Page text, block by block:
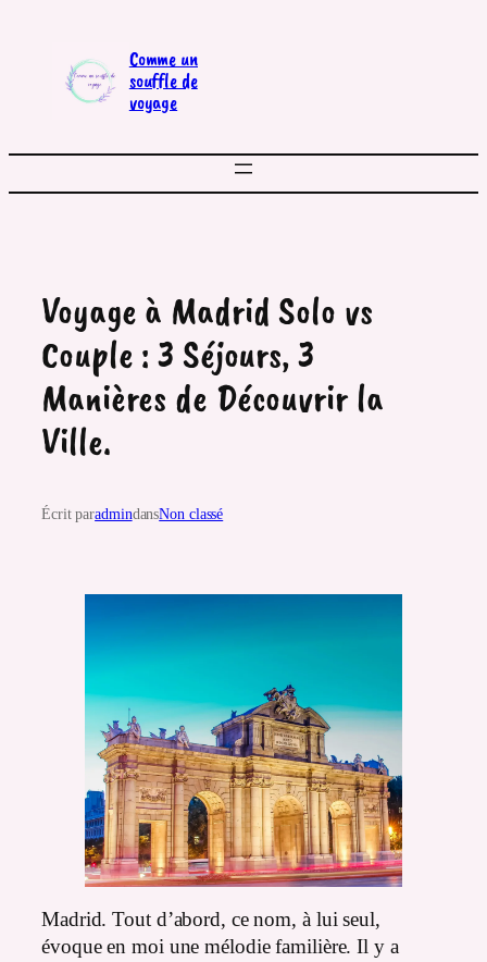
contenu
Comme un
souffle de
voyage
Voyage à Madrid Solo vs
Couple : 3 Séjours, 3
Manières de Découvrir la
Ville.
Écrit paradmindansNon classé
Madrid. Tout d’abord, ce nom, à lui seul,
évoque en moi une mélodie familière. Il y a